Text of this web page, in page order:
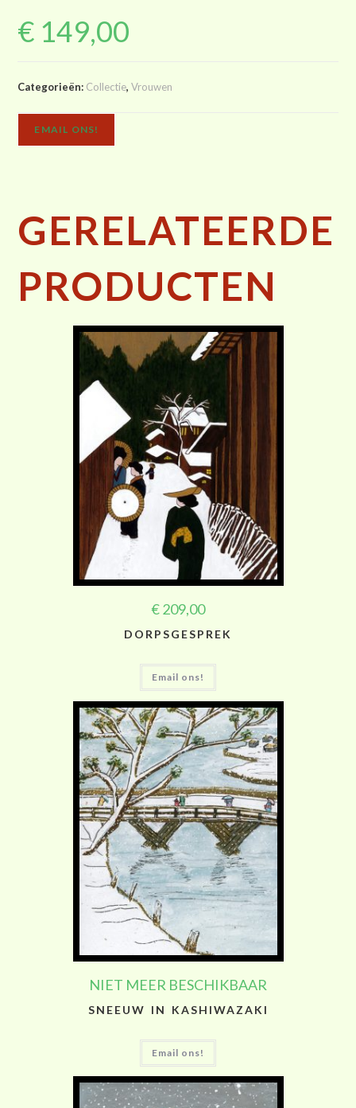
€ 149,00
Categorieën: Collectie,Vrouwen
EMAIL ONS!
GERELATEERDE
PRODUCTEN
€209,00
DORPSGESPREK
Email ons!
NIET MEER BESCHIKBAAR
SNEEUW IN KASHIWAZAKI
Email ons!